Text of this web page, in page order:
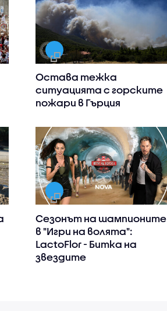
Остава тежка
ситуацията с горските
пожари в Гърция
Сезонът на шампионите
в "Игри на волята":
LactoFlor - Битка на
звездите